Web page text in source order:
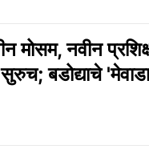
नवीन
बडोद्याचे